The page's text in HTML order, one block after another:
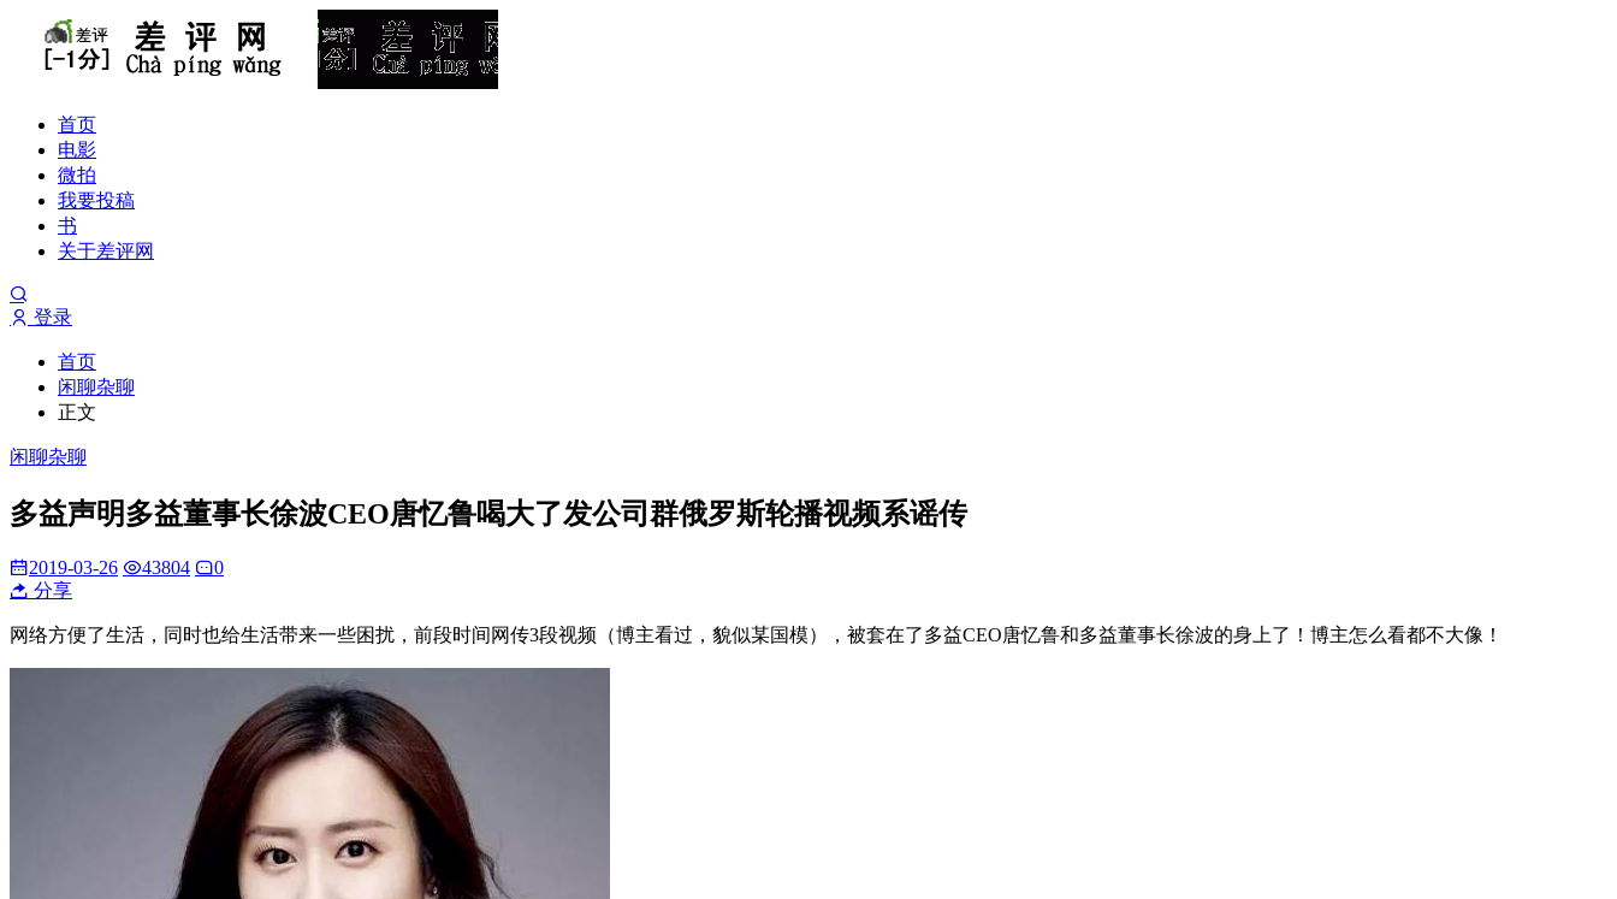
首页
电影
微拍
我要投稿
书
关于差评网
登录
首页
闲聊杂聊
正文
闲聊杂聊
多益声明多益董事长徐波CEO唐忆鲁喝大了发公司群俄罗斯轮播视频系谣传
2019-03-26 43804
0
分享
网络方便了生活，同时也给生活带来一些困扰，前段时间网传3段视频（博主看过，貌似某国模），被套在了多益CEO唐忆鲁和多益董事长徐波的身上了！博主怎么看都不大像！